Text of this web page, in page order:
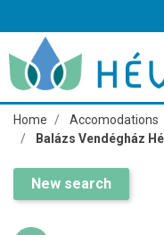
Home Accomodations
Balázs Vendégház
New search